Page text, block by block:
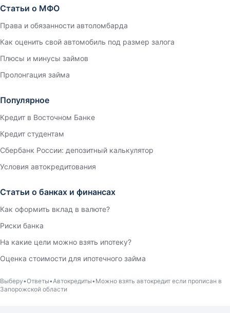
Статьи о МФО
Права и обязанности автоломбарда
Как оценить свой автомобиль под размер залога
Плюсы и минусы займов
Пролонгация займа
Популярное
Кредит в Восточном Банке
Кредит студентам
Сбербанк России: депозитный калькулятор
Условия автокредитования
Статьи о банках и финансах
Как оформить вклад в валюте?
Риски банка
На какие цели можно взять ипотеку?
Оценка стоимости для ипотечного займа
Выберу Ответы Автокредиты Можно взять автокредит если прописан в
Запорожской области